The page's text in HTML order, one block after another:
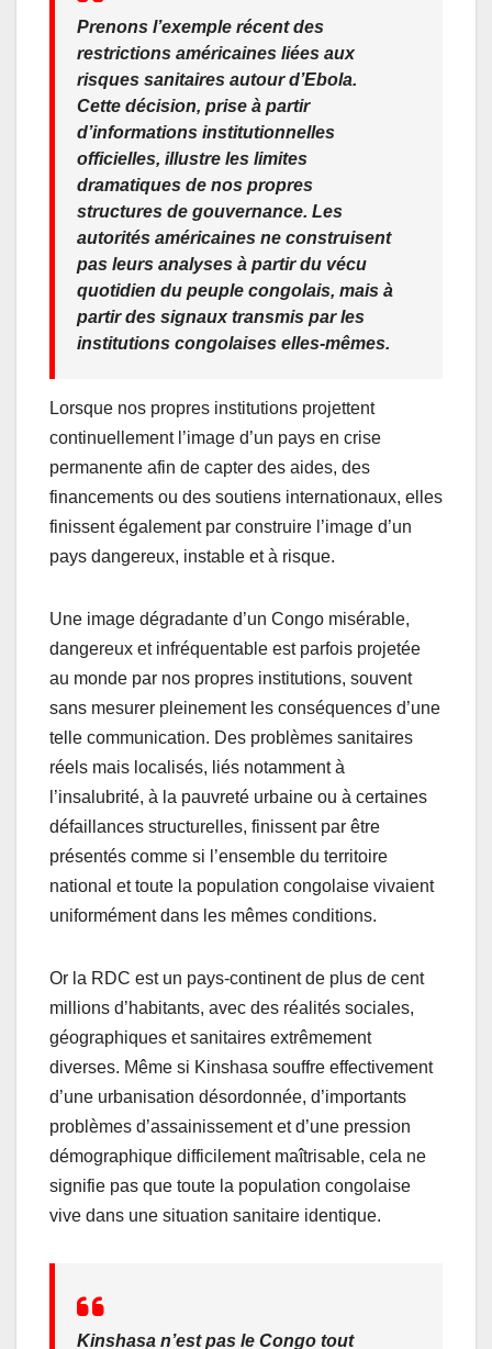
Prenons l’exemple récent des
restrictions américaines liées aux
risques sanitaires autour d’Ebola.
Cette décision, prise à partir
d’informations institutionnelles
officielles, illustre les limites
dramatiques de nos propres
structures de gouvernance. Les
autorités américaines ne construisent
pas leurs analyses à partir du vécu
quotidien du peuple congolais, mais à
partir des signaux transmis par les
institutions congolaises elles-mêmes.
Lorsque nos propres institutions projettent
continuellement l’image d’un pays en crise
permanente afin de capter des aides, des
financements ou des soutiens internationaux, elles
finissent également par construire l’image d’un
pays dangereux, instable et à risque.
Une image dégradante d’un Congo misérable,
dangereux et infréquentable est parfois projetée
au monde par nos propres institutions, souvent
sans mesurer pleinement les conséquences d’une
telle communication. Des problèmes sanitaires
réels mais localisés, liés notamment à
l’insalubrité, à la pauvreté urbaine ou à certaines
défaillances structurelles, finissent par être
présentés comme si l’ensemble du territoire
national et toute la population congolaise vivaient
uniformément dans les mêmes conditions.
Or la RDC est un pays-continent de plus de cent
millions d’habitants, avec des réalités sociales,
géographiques et sanitaires extrêmement
diverses. Même si Kinshasa souffre effectivement
d’une urbanisation désordonnée, d’importants
problèmes d’assainissement et d’une pression
démographique difficilement maîtrisable, cela ne
signifie pas que toute la population congolaise
vive dans une situation sanitaire identique.
Kinshasa n’est pas le Congo tout